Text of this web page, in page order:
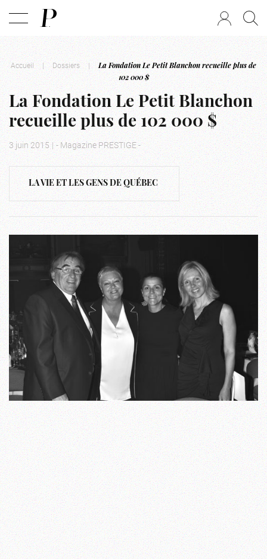
Accueil | Dossiers |
La Fondation Le Petit Blanchon recueille plus de
102 000 $
La Fondation Le Petit Blanchon
recueille plus de 102 000 $
3 juin 2015 | - Magazine PRESTIGE -
LA VIE ET LES GENS DE QUÉBEC